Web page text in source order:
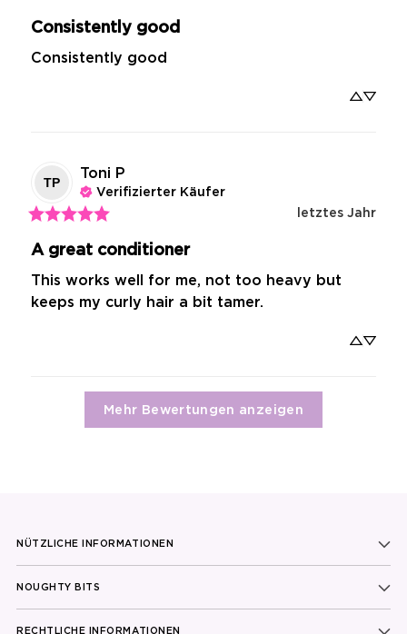
Consistently good
Consistently good
TP
Toni P
Verifizierter Käufer
letztes Jahr
A great conditioner
This works well for me, not too heavy but
keeps my curly hair a bit tamer.
Mehr Bewertungen anzeigen
NÜTZLICHE INFORMATIONEN
NOUGHTY BITS
RECHTLICHE INFORMATIONEN